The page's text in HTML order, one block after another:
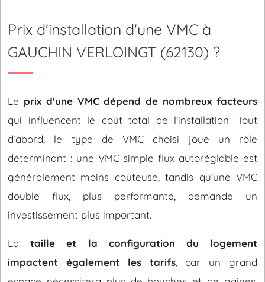
Prix d'installation d'une VMC à
GAUCHIN VERLOINGT (62130) ?
Le prix d'une VMC dépend de nombreux facteurs
qui influencent le coût total de l’installation. Tout
d’abord, le type de VMC choisi joue un rôle
déterminant : une VMC simple flux autoréglable est
généralement moins coûteuse, tandis qu’une VMC
double flux, plus performante, demande un
investissement plus important.
Lataille et la configuration du logement
impactent également les tarifs, car un grand